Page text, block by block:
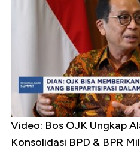
Video: Bos OJK Ungkap
Konsolidasi BPD & BPR